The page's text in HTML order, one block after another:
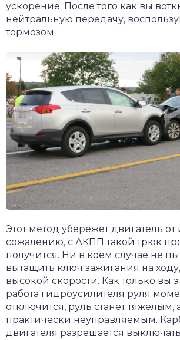
ускорение. После того как вы
нейтральную передачу,
тормозом.
Этот метод убережет двигатель от
сожалению, с АКПП такой трюк
получится. Ни в коем случае не
вытащить ключ зажигания на
высокой скорости. Как только вы
работа гидроусилителя руля
отключится, руль станет тяжелым,
практически неуправляемым.
двигателя разрешается